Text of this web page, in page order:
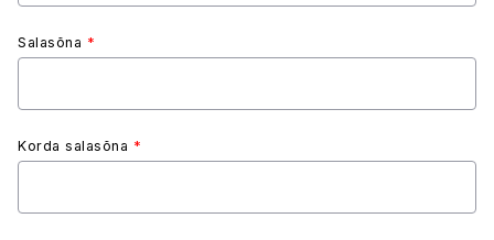
Salasõna *
Korda salasõna *